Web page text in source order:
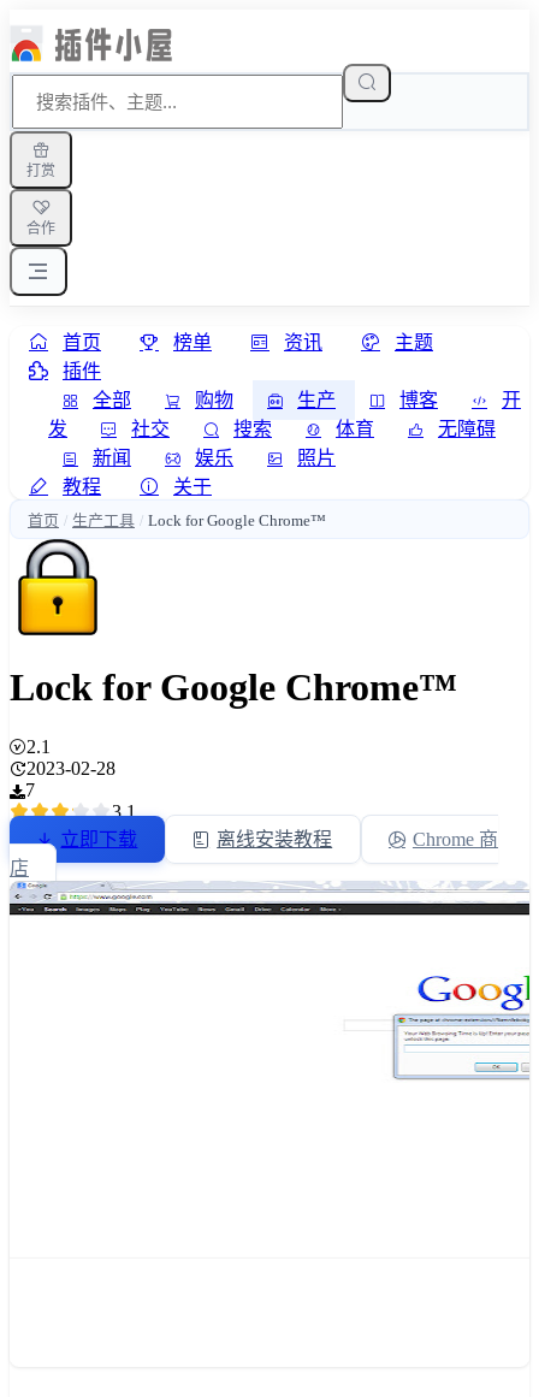
打赏
合作
首页 榜单 资讯
主题
插件
全部
购物 生产 博客
开
发
社交 搜索 体育
无障碍
新闻
娱乐
照片
教程
关于
首页 / 生产工具 / Lock for Google Chrome™
Lock for Google Chrome™
2.1
2023-02-28
7
3.1
立即下载
离线安装教程
Chrome 商
店